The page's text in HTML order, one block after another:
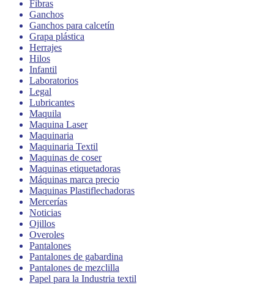
Fibras
Ganchos
Ganchos para calcetín
Grapa plástica
Herrajes
Hilos
Infantil
Laboratorios
Legal
Lubricantes
Maquila
Maquina Laser
Maquinaria
Maquinaria Textil
Maquinas de coser
Maquinas etiquetadoras
Máquinas marca precio
Maquinas Plastiflechadoras
Mercerías
Noticias
Ojillos
Overoles
Pantalones
Pantalones de gabardina
Pantalones de mezclilla
Papel para la Industria textil